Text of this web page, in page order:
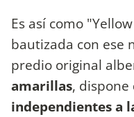
Es así como
bautizada con ese
predio original
amarillas, dispone
independientes a